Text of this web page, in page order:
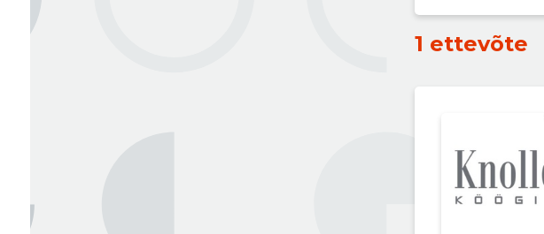
1 ettevõte